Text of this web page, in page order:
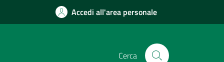
Accedi all'area personale
Cerca